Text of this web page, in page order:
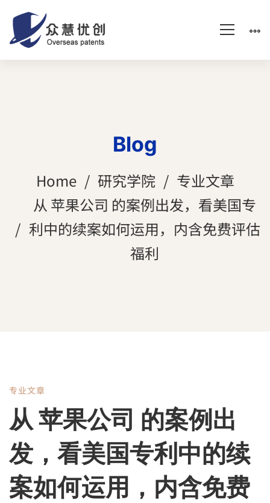
Blog
Home 研究学院
专业文章
从 苹果公司 的案例出发，看美国专
利中的续案如何运用，内含免费评估
福利
从
苹
果
专业文章
从 苹果公司 的案例出
发，看美国专利中的续
案如何运用，内含免费